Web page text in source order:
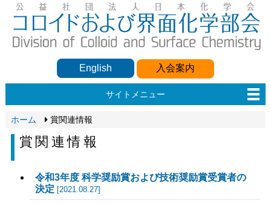
English 入会案内
サイトメニュー
ホーム 賞関連情報
賞関連情報
令和3年度 科学奨励賞および技術奨励賞受賞者の
決定 [2021.08.27]